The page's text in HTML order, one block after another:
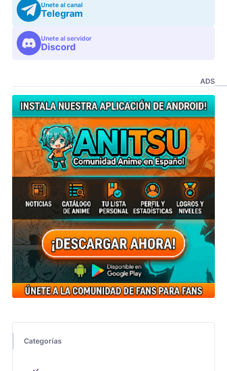
Unete al canal
Telegram
Unete al servidor
Discord
ADS
Categorías